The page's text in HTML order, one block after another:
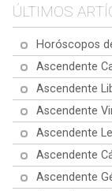
ÚLTIMOS
Horóscopos
Ascendente
Ascendente
Ascendente
Ascendente
Ascendente
Ascendente